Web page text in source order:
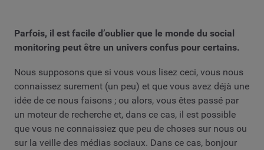
Parfois, il est facile d’oublier que le monde du social
monitoring peut être un univers confus pour certains.
Nous supposons que si vous vous lisez ceci, vous nous
connaissez surement (un peu) et que vous avez déjà une
idée de ce nous faisons ; ou alors, vous êtes passé par
un moteur de recherche et, dans ce cas, il est possible
que vous ne connaissiez que peu de choses sur nous ou
sur la veille des médias sociaux. Dans ce cas, bonjour